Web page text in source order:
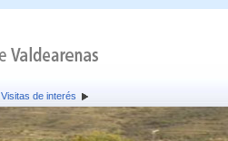
Visitas de interés